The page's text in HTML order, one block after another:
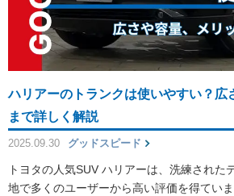
ハリアーのトランクは使いやすい？広
まで詳しく解説
2025.09.30 グッドスピード
トヨタの人気SUV ハリアーは、洗練された
地で多くのユーザーから高い評価を得てい